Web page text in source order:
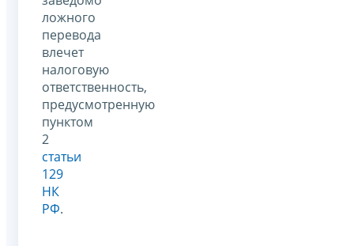
ложного
перевода
влечет
налоговую
ответственность,
предусмотренную
пунктом
2
статьи
129
НК
РФ.